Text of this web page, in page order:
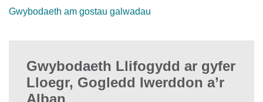
Gwybodaeth am gostau galwadau
Gwybodaeth Llifogydd ar gyfer
Lloegr, Gogledd Iwerddon a’r
Alban